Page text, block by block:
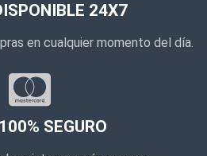
24X7
en cualquier momento del día.
SEGURO